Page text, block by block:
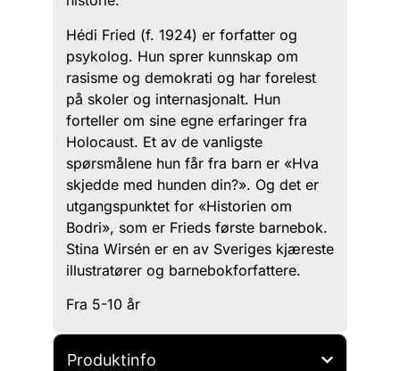
Hédi Fried (f. 1924) er forfatter og
psykolog. Hun sprer kunnskap om
rasisme og demokrati og har forelest
på skoler og internasjonalt. Hun
forteller om sine egne erfaringer fra
Holocaust. Et av de vanligste
spørsmålene hun får fra barn er «Hva
skjedde med hunden din?». Og det er
utgangspunktet for «Historien om
Bodri», som er Frieds første barnebok.
Stina Wirsén er en av Sveriges kjæreste
illustratører og barnebokforfattere.
Fra 5-10 år
Produktinfo